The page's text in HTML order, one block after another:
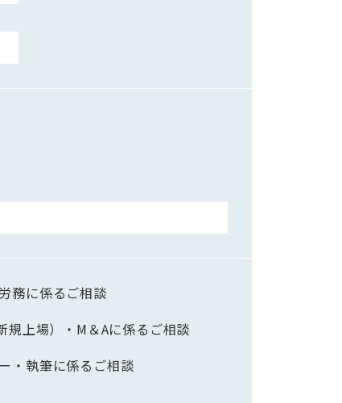
務に係るご相談
規上場）・M＆Aに係るご相談
・執筆に係るご相談